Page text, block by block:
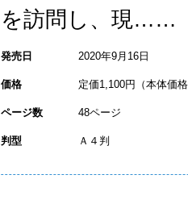
を訪問し、現……
発売日 2020年9月16日
価格 定価1,100円（本体価
ページ数 48ページ
判型 Ａ４判